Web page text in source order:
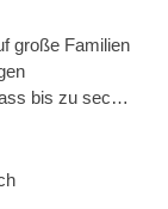
große Familien
bis zu sechs
direktem